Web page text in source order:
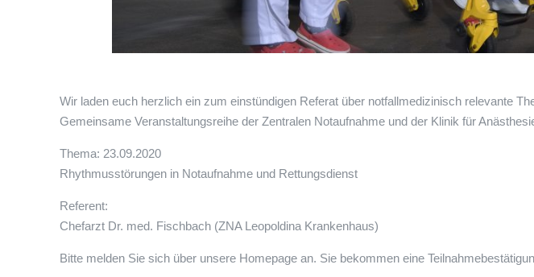
Wir laden euch herzlich ein zum einstündigen Referat über notfallmedizinisch relevante
Gemeinsame Veranstaltungsreihe der Zentralen Notaufnahme und der Klinik für
Thema: 23.09.2020
Rhythmusstörungen in Notaufnahme und Rettungsdienst
Referent:
Chefarzt Dr. med. Fischbach (ZNA Leopoldina Krankenhaus)
Bitte melden Sie sich über unsere Homepage an. Sie bekommen eine